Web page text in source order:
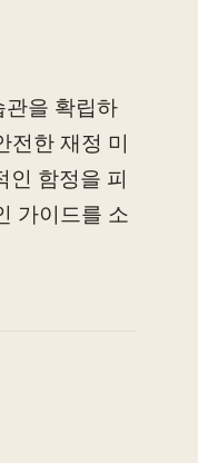
을 확립하
전한 재정 미
인 함정을 피
가이드를 소